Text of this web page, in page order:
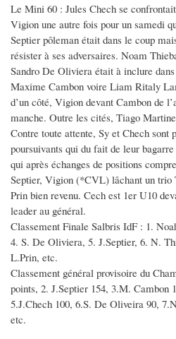
Le Mini 60 : Jules Chech se
Vigion une autre fois pour un samedi
Septier pôleman était dans le coup
résister à ses adversaires. Noam
Sandro De Oliviera était à inclure
Maxime Cambon voire Liam Ritaly
d’un côté, Vigion devant Cambon de
manche. Outre les cités, Tiago
Contre toute attente, Sy et Chech sont
poursuivants qui du fait de leur
qui après échanges de positions
Septier, Vigion (*CVL) lâchant un trio
Prin bien revenu. Cech est 1er U10
leader au général.
Classement Finale Salbris IdF : 1.
4. S. De Oliviera, 5. J.Septier, 6. N.
L.Prin, etc.
Classement général provisoire du
points, 2. J.Septier 154, 3.M. Cambon
5.J.Chech 100, 6.S. De Oliveira 90,
etc.